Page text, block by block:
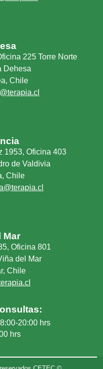
225 Torre Norte
Dehesa
Chile
1953, Oficina 403
de Valdivia
Chile
Mar
Oficina 801
del Mar
Chile
20:00 hrs
hrs